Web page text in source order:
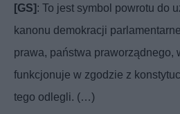
[GS]: To jest symbol powrotu do
kanonu demokracji
prawa, państwa praworządnego,
funkcjonuje w zgodzie z
tego odlegli. (…)